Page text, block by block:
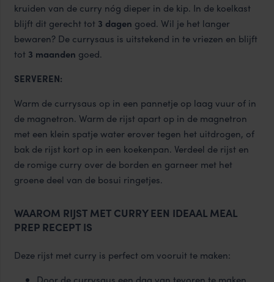
kruiden van de curry nóg dieper in de kip. In de koelkast
blijft dit gerecht tot 3 dagen goed. Wil je het langer
bewaren? De currysaus is uitstekend in te vriezen en blijft
tot 3 maanden goed.
SERVEREN:
Warm de currysaus op in een pannetje op laag vuur of in
de magnetron. Warm de rijst apart op in de magnetron
met een klein spatje water erover tegen het uitdrogen, of
bak de rijst kort op in een koekenpan. Verdeel de rijst en
de romige curry over de borden en garneer met het
groene deel van de bosui ringetjes.
WAAROM RIJST MET CURRY EEN IDEAAL MEAL
PREP RECEPT IS
Deze rijst met curry is perfect om vooruit te maken: